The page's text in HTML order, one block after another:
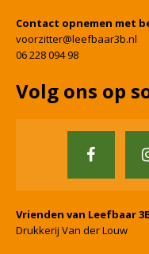
Contact opnemen met
voorzitter@leefbaar3b.nl
06 228 094 98
Volg ons op
Vrienden van Leefbaar
Drukkerij Van der Louw